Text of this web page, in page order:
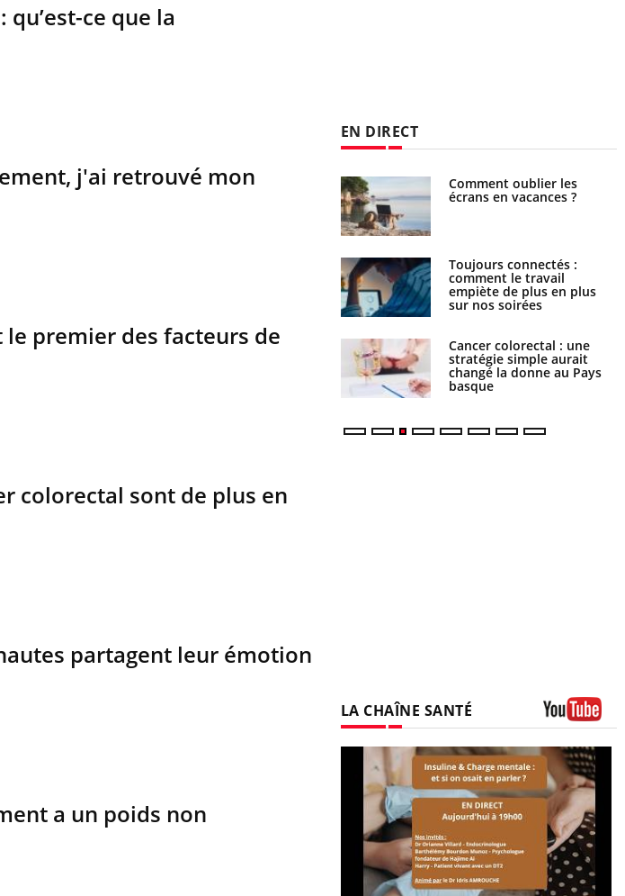
ce que la
j'ai retrouvé mon
premier des facteurs de
colorectal sont de plus en
partagent leur émotion
a un poids non
EN DIRECT
:
otite
Hantavirus : un cas détecté
Grossesse à risque : ce jus
Comment oublier les
écrans en vacances ?
Toujours connectés :
comment le travail
empiète de plus en plus
sur nos soirées
Cancer colorectal : une
stratégie simple aurait
changé la donne au Pays
basque
LA CHAÎNE SANTÉ